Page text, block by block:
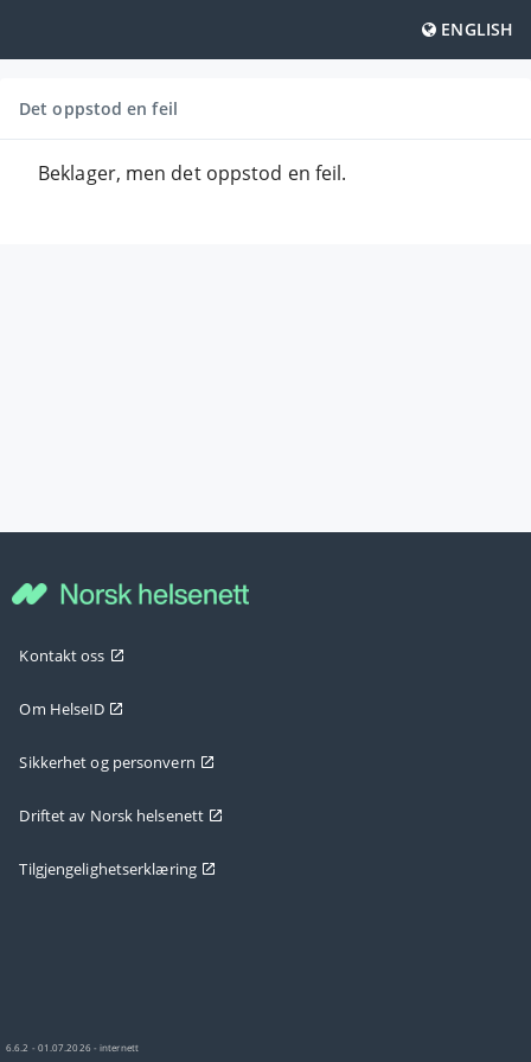
ENGLISH
Det oppstod en feil
Beklager, men det oppstod en feil.
Kontakt oss
Om HelseID
Sikkerhet og personvern
Driftet av Norsk helsenett
Tilgjengelighetserklæring
6.6.2 - 01.07.2026 - internett